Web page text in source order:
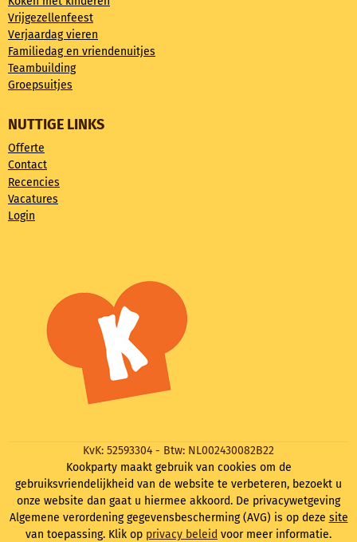
Vrijgezellenfeest
Verjaardag vieren
Familiedag en vriendenuitjes
Teambuilding
Groepsuitjes
NUTTIGE LINKS
Offerte
Contact
Recencies
Vacatures
Login
KvK: 52593304 - Btw: NL002430082B22
Kookparty maakt gebruik van cookies om de
gebruiksvriendelijkheid van de website te verbeteren, bezoekt u
onze website dan gaat u hiermee akkoord. De privacywetgeving
Algemene verordening gegevensbescherming (AVG) is op deze site
van toepassing. Klik op privacy beleid voor meer informatie.